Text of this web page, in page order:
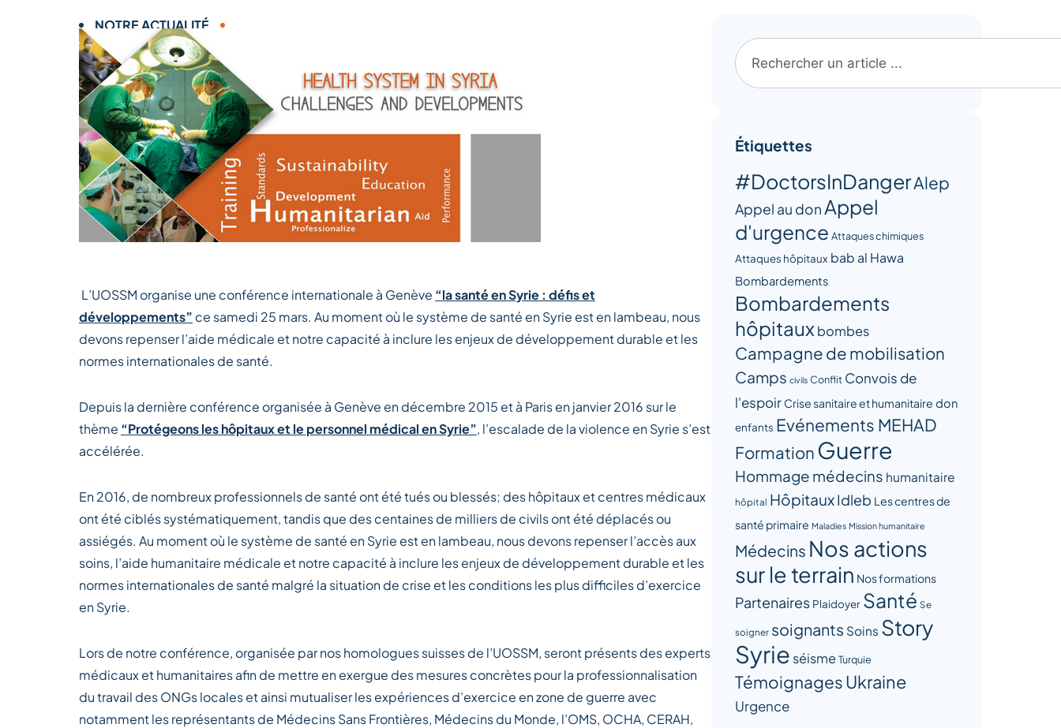
NOTRE ACTUALITÉ
L’UOSSM organise une conférence internationale à Genève “la santé en Syrie : défis et
développements” ce samedi 25 mars. Au moment où le système de santé en Syrie est en lambeau, nous
devons repenser l’aide médicale et notre capacité à inclure les enjeux de développement durable et les
normes internationales de santé.
Depuis la dernière conférence organisée à Genève en décembre 2015 et à Paris en janvier 2016 sur le
thème “Protégeons les hôpitaux et le personnel médical en Syrie”, l’escalade de la violence en Syrie s’est
accélérée.
En 2016, de nombreux professionnels de santé ont été tués ou blessés; des hôpitaux et centres médicaux
ont été ciblés systématiquement, tandis que des centaines de milliers de civils ont été déplacés ou
assiégés. Au moment où le système de santé en Syrie est en lambeau, nous devons repenser l’accès aux
soins, l’aide humanitaire médicale et notre capacité à inclure les enjeux de développement durable et les
normes internationales de santé malgré la situation de crise et les conditions les plus difficiles d’exercice
en Syrie.
Lors de notre conférence, organisée par nos homologues suisses de l’UOSSM, seront présents des experts
médicaux et humanitaires afin de mettre en exergue des mesures concrètes pour la professionnalisation
du travail des ONGs locales et ainsi mutualiser les expériences d’exercice en zone de guerre avec
notamment les représentants de Médecins Sans Frontières, Médecins du Monde, l’OMS, OCHA, CERAH,
Étiquettes
#DoctorsInDangerAlep
Appel au donAppel
d'urgence Attaques chimiques
Attaques hôpitaux bab al Hawa
Bombardements
Bombardements
hôpitaux bombes
Campagne de mobilisation
Camps civils Conflit Convois de
l'espoir Crise sanitaire et humanitaire don
enfants Evénements MEHAD
Formation Guerre
Hommage médecins humanitaire
hôpital HôpitauxIdleb Les centres de
santé primaire Maladies Mission humanitaire
Médecins Nos actions
sur le terrain Nos formations
Partenaires Plaidoyer Santé Se
soigner soignants Soins Story
Syrie séisme Turquie
TémoignagesUkraine
Urgence